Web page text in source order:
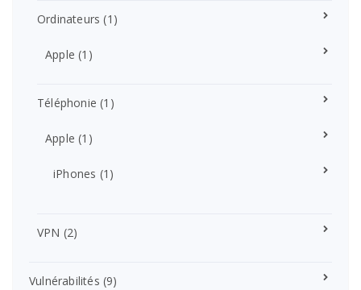
Ordinateurs (1)
Apple (1)
Téléphonie (1)
Apple (1)
iPhones (1)
VPN (2)
Vulnérabilités (9)